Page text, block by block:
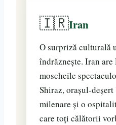
🇮🇷Iran
O surpriză culturală
îndrăznește. Iran are
moscheile
Shiraz, orașul-
milenare și o
care toți călătorii